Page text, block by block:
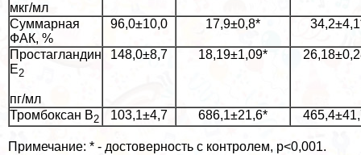
мкг/мл
Суммарная
ФАК, %
96,0±10,0 17,9±0,8*
Простагландин
Е2
пг/мл
148,0±8,7 18,19±1,09*
Тромбоксан В2 103,1±4,7 686,1±21,6*
Примечание: * - достоверность с контролем, р<0,001.